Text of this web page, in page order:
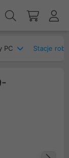
PC Stacje